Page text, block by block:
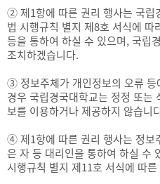
② 제1항에 따른 권리 행사는 국립
법 시행규칙 별지 제8호 서식에 따
등을 통하여 하실 수 있으며, 국립
조치하겠습니다.
③ 정보주체가 개인정보의 오류
경우 국립경국대학교는 정정 또는
보를 이용하거나 제공하지 않습니
④ 제1항에 따른 권리 행사는 정보
은 자 등 대리인을 통하여 하실 수
시행규칙 별지 제11호 서식에 따